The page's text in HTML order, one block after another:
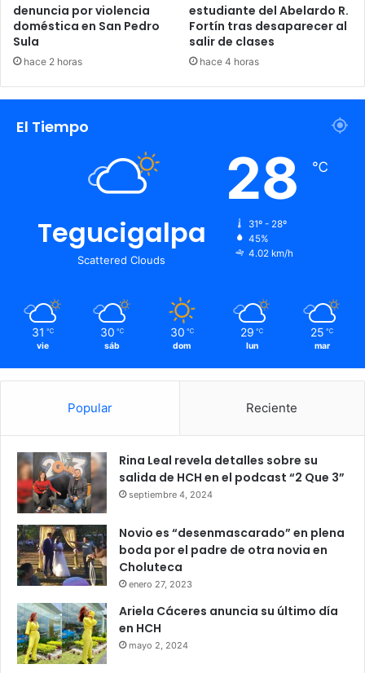
Juicio JOH Oficiales
denuncia por violencia
doméstica en San Pedro
Sula
hace 2 horas
estudiante del Abelardo R.
Fortín tras desaparecer al
salir de clases
hace 4 horas
El Tiempo
Tegucigalpa
Scattered Clouds
28 ℃
31º - 28º
45%
4.02 km/h
31 ℃
vie
30 ℃
sáb
30 ℃
dom
29 ℃
lun
25 ℃
mar
Popular Reciente
Rina Leal revela detalles sobre su
salida de HCH en el podcast “2 Que 3”
septiembre 4, 2024
Novio es “desenmascarado” en plena
boda por el padre de otra novia en
Choluteca
enero 27, 2023
Ariela Cáceres anuncia su último día
en HCH
mayo 2, 2024